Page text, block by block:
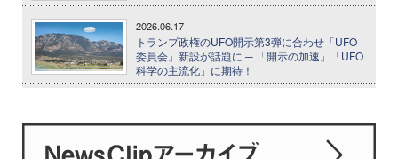
2026.06.17
トランプ政権のUFO開示第3弾に合わせ「UFO
委員会」新設が話題に ─ 「開示の加速」「UFO
科学の主流化」に期待！